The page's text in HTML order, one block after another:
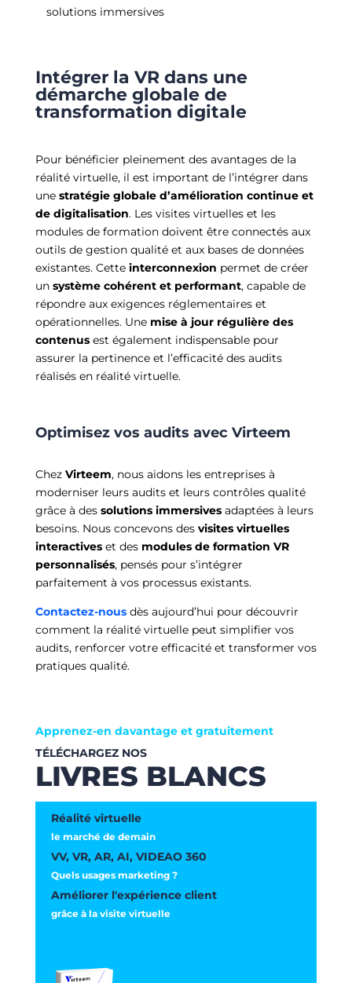
solutions immersives
Intégrer la VR dans une
démarche globale de
transformation digitale
Pour bénéficier pleinement des avantages de la
réalité virtuelle, il est important de l’intégrer dans
unestratégie globale d’amélioration continue et
de digitalisation. Les visites virtuelles et les
modules de formation doivent être connectés aux
outils de gestion qualité et aux bases de données
existantes. Cette interconnexion permet de créer
unsystème cohérent et performant, capable de
répondre aux exigences réglementaires et
opérationnelles. Une mise à jour régulière des
contenusest également indispensable pour
assurer la pertinence et l’efficacité des audits
réalisés en réalité virtuelle.
Optimisez vos audits avec Virteem
Chez Virteem, nous aidons les entreprises à
moderniser leurs audits et leurs contrôles qualité
grâce à des solutions immersivesadaptées à leurs
besoins. Nous concevons desvisites virtuelles
interactiveset des modules de formation VR
personnalisés, pensés pour s’intégrer
parfaitement à vos processus existants.
Contactez-nousdès aujourd’hui pour découvrir
comment la réalité virtuelle peut simplifier vos
audits, renforcer votre efficacité et transformer vos
pratiques qualité.
Apprenez-en davantage et gratuitement
TÉLÉCHARGEZ NOS
LIVRES BLANCS
Réalité virtuelle
le marché de demain
VV, VR, AR, AI, VIDEAO 360
Quels usages marketing ?
Améliorer l'expérience client
grâce à la visite virtuelle